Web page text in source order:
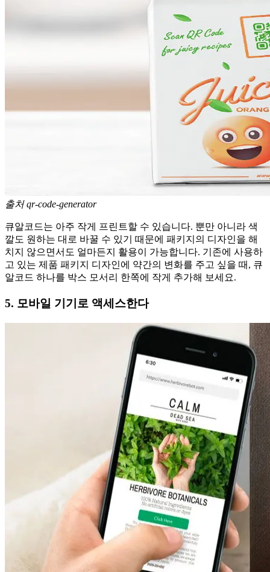
출처 qr-code-generator
큐알코드는 아주 작게 프린트할 수 있습니다. 뿐만 아니라 색
깔도 원하는 대로 바꿀 수 있기 때문에 패키지의 디자인을 해
치지 않으면서도 얼마든지 활용이 가능합니다. 기존에 사용하
고 있는 제품 패키지 디자인에 약간의 변화를 주고 싶을 때, 큐
알코드 하나를 박스 모서리 한쪽에 작게 추가해 보세요.
5. 모바일 기기로 액세스한다